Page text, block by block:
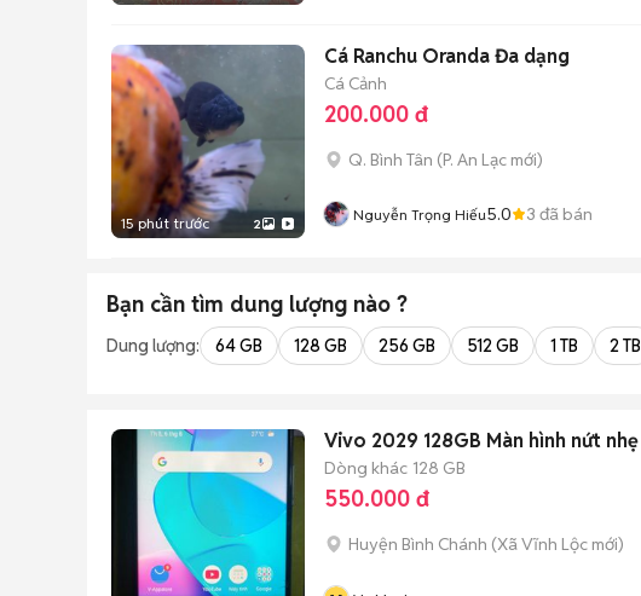
15 phút trước 2
Cá Ranchu Oranda Đa dạng
Cá Cảnh
200.000 đ
Q. Bình Tân (P. An Lạc mới)
Nguyễn Trọng Hiếu5.0 3 đã bán
Bạn cần tìm dung lượng nào ?
Dung lượng: 64 GB 128 GB 256 GB 512 GB 1 TB 2 TB
Vivo 2029 128GB Màn hình nứt nhẹ
Dòng khác 128 GB
550.000 đ
Huyện Bình Chánh (Xã Vĩnh Lộc mới)